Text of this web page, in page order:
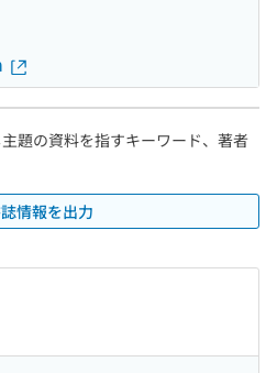
題の資料を指すキーワード、著者
情報を出力